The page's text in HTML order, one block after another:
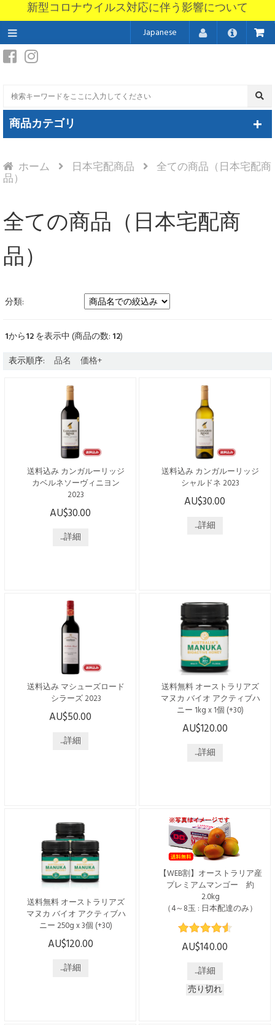
新型コロナウイルス対応に伴う影響について
Japanese
商品カテゴリ
ホーム 日本宅配商品 全ての商品（日本宅配商
品）
全ての商品（日本宅配商
品）
分類:
1から12を表示中 (商品の数: 12)
表示順序:
品名 価格+
送料込み カンガルーリッジ
カベルネソーヴィニヨン
2023
こちらの商品は日本国内発送
います。 ----------------------------
した高品質ワイン ブラック
ベリーの香りが漂うカベル
ネ。 ふくよかで熟した果実
味、よく溶け込んだオーク、
柔らかなタンニンが、ソフト
で均整の取れた味わいをもた
らしている。 ---------...
AU$30.00
...詳細
送料込み カンガルーリッジ
シャルドネ 2023
こちらの商品は日本国内発送
います。 ----------------------------
メロンの特徴があり、口に含
むと微妙なオークのニュアン
スが感じられ、柔らかく、豊
かで新鮮なフルーツの味わい
が広がります。 -------------------
AU$30.00
...詳細
送料込み マシューズロード
シラーズ 2023
こちらの商品は日本国内発送
います。 オーストラリアで
ヌンダの高品質な単一畑のシ
ラーズ。 ブラックベリー、
ブルーベリー、ブラックペッ
パーのアロマを持ち、口に含
むとスパイシーなダークベ
AU$50.00
...詳細
送料無料 オーストラリアズ
マヌカ バイオ アクティブハ
ニー 1kg x 1個 (+30)
こちらの商品は日本国内発送
います。 ----------------------------
ザンリバーズ地域の沿岸林で
採取されたマヌカハニー。
1996年に家族経営でスタート
した「オーストラリアズ・マ
ヌカ」は、現在も外部検査機
関による確認を受けたマヌカ
ハニーを提供しています。
低温でゆっくり...
AU$120.00
...詳細
送料無料 オーストラリアズ
マヌカ バイオ アクティブハ
ニー 250g x 3個 (+30)
こちらの商品は日本国内発送
います。 ----------------------------
AU$120.00
...詳細
【WEB割】オーストラリア産
プレミアムマンゴー 約
2.0kg
（4～8玉 : 日本配達のみ）
※2025年度の受付は12月10日
(水)までで終了となっており
ます※ WEBからのお申込み
$140 でご購入いただけま
す！ [配送時期] 2025年12月中
旬ごろより $145 → $140 * 送
AU$140.00
...詳細
売り切れ